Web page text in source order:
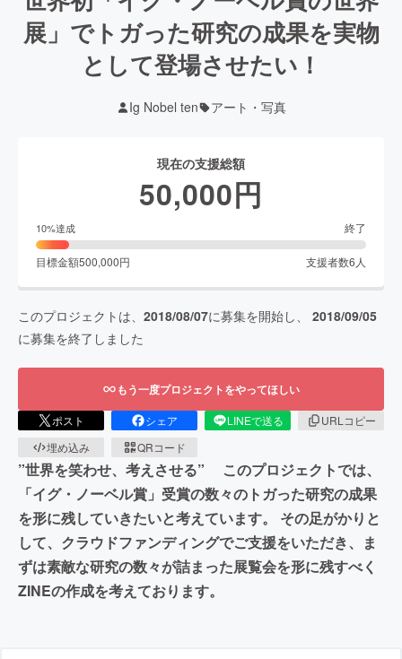
展」でトガった研究の成果を実物
として登場させたい！
Ig Nobel ten アート・写真
現在の支援総額
50,000円
10%達成 終了
目標金額500,000円 支援者数6 人
このプロジェクトは、 2018/08/07に募集を開始し、 2018/09/05
に募集を終了しました
もう一度プロジェクトをやってほしい
ポスト シェア LINEで送る
URLコピー
埋め込み
QRコード
”世界を笑わせ、考えさせる” このプロジェクトでは、
「イグ・ノーベル賞」受賞の数々のトガった研究の成果
を形に残していきたいと考えています。 その足がかりと
して、クラウドファンディングでご支援をいただき、ま
ずは素敵な研究の数々が詰まった展覧会を形に残すべく
ZINEの作成を考えております。